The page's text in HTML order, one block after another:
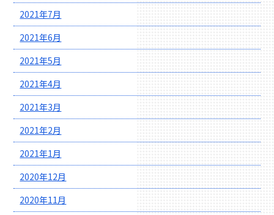
2021年7月
2021年6月
2021年5月
2021年4月
2021年3月
2021年2月
2021年1月
2020年12月
2020年11月